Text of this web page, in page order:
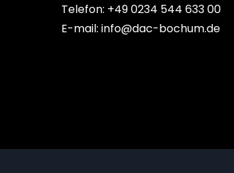
Telefon: +49 0234 544 633 00
E-mail: info@dac-bochum.de